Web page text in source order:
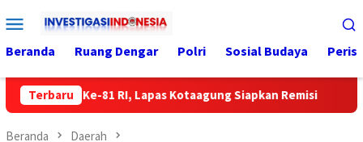
ke
konten
Menu
Mobile
Beranda Ruang Dengar Polri Sosial Budaya
Terbaru
Ke-81 RI, Lapas Kotaagung Siapkan Remisi DPRD
Beranda Daerah